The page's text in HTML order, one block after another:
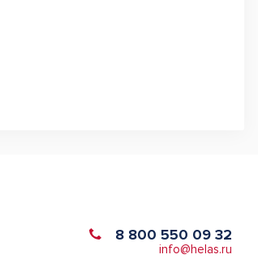
8 800 550 09 32
info@helas.ru